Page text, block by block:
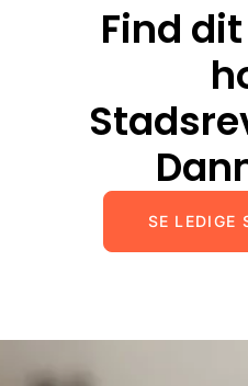
Find
SE LEDIGE